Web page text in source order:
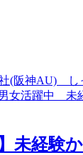
未経験